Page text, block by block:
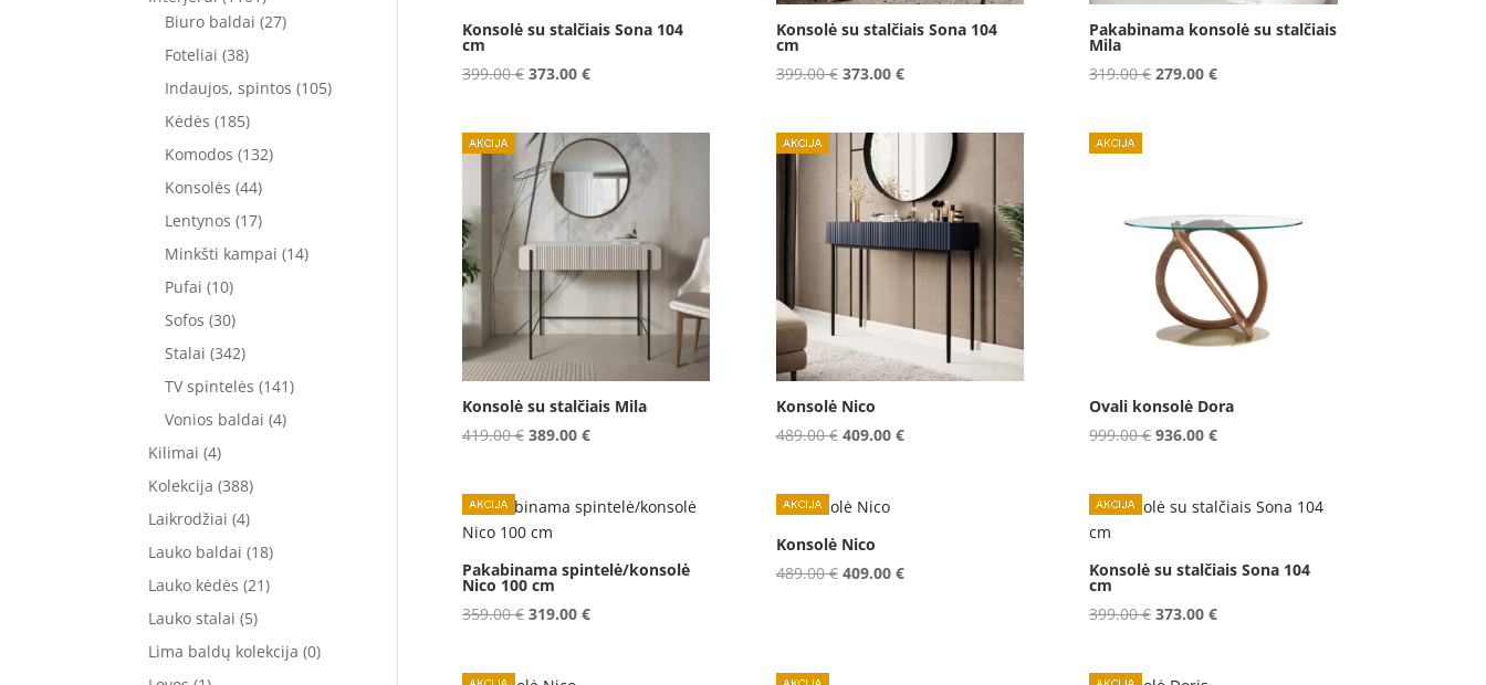
Konsolė su stalčiais Sona 104
cm
399.00€ Original
399.00 €.
373.00 €Current
373.00 €.
Konsolė su stalčiais Sona 104
cm
399.00€ Original
399.00 €.
373.00 €Current
373.00 €.
Pakabinama konsolė su stalčiais
Mila
319.00€ Original
279.00€Current
Konsolė su stalčiais Mila
419.00€ Original
419.00 €.
389.00 €Current
389.00 €.
Konsolė Nico
489.00€ Original
489.00 €.
409.00 €Current
Ovali konsolė Dora
999.00€ Original
999.00 €.
936.00€Current
936.00 €.
Pakabinama spintelė/konsolė
Nico 100 cm
359.00€ Original
319.00 €Current
Konsolė Nico
489.00€ Original
409.00 €Current
Konsolė su stalčiais Sona 104
cm
399.00€ Original
373.00€Current
Biuro baldai (27)
Foteliai (38)
Indaujos, spintos (105)
Kėdės (185)
Komodos (132)
Konsolės (44)
Lentynos (17)
Minkšti kampai (14)
Pufai (10)
Sofos (30)
Stalai (342)
TV spintelės (141)
Vonios baldai (4)
Kilimai (4)
Kolekcija (388)
Laikrodžiai (4)
Lauko baldai (18)
Lauko kėdės (21)
Lauko stalai (5)
Lima baldų kolekcija (0)